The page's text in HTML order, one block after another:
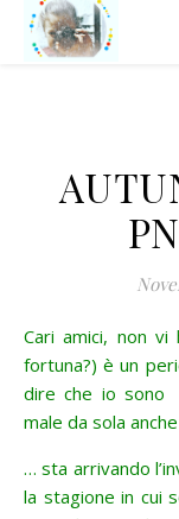
Cari amici, non vi ho abbandonato, ma purtroppo (o per
fortuna?) è un
dire che io sono
male da sola
… sta arrivando
la stagione in cui